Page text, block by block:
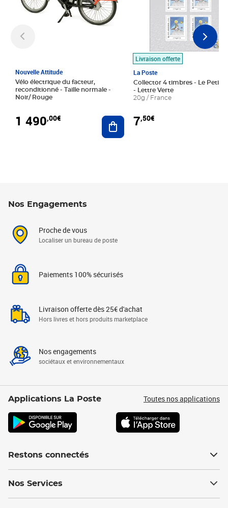
Nouvelle Attitude
Vélo électrique du facteur,
reconditionné - Taille normale -
Noir/ Rouge
1 490,00€ Ajouter au panier
Livraison offerte
La Poste
Collector 4 timbres - Le Petit
- Lettre Verte
20g / France
7,50€
Nos Engagements
Proche de vous
Localiser un bureau de poste
Paiements 100% sécurisés
Livraison offerte dès 25€ d'achat
Hors livres et hors produits marketplace
Nos engagements
sociétaux et environnementaux
Applications La Poste Toutes nos applications
Restons connectés
Nos Services